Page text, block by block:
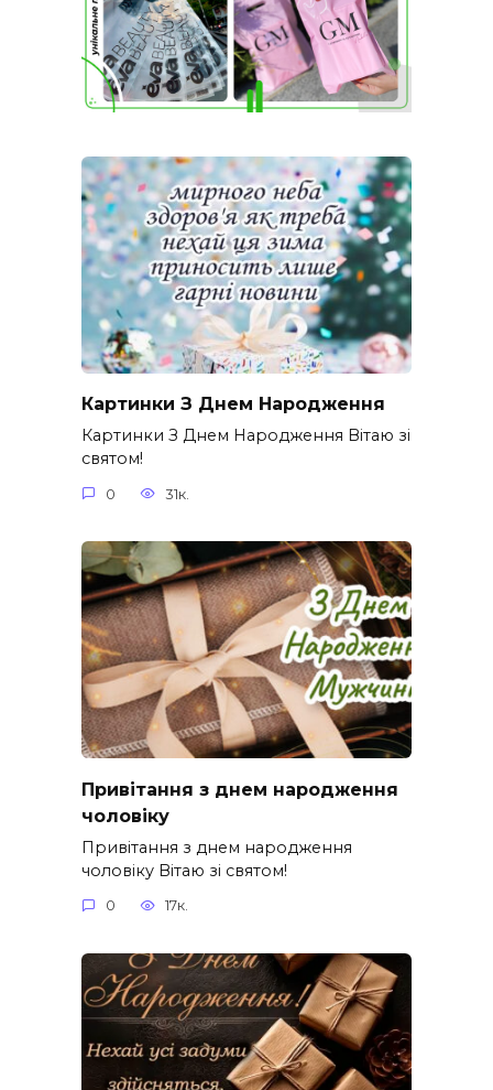
Картинки З Днем Народження
Картинки З Днем Народження Вітаю зі
святом!
0 31к.
Привітання з днем народження
чоловіку
Привітання з днем народження
чоловіку Вітаю зі святом!
0 17к.